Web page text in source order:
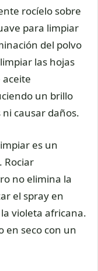
rocíelo sobre
para limpiar
del polvo
las hojas
aceite
un brillo
causar daños.
es un
Rociar
no elimina la
el spray en
violeta africana.
en seco con un